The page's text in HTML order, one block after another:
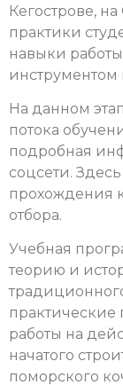
Кегострове,
практики
навыки
инструментом
На данном
потока
подробная
соцсети.
прохождения
отбора.
Учебная
теорию и
практические
работы на
начатого
поморского